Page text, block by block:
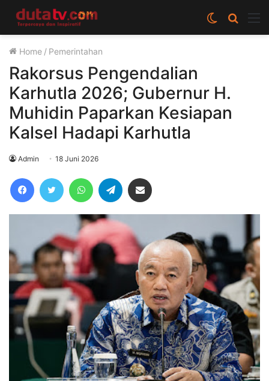
Cari
berita
Switch
skin
Home / Pemerintahan
Rakorsus Pengendalian
Karhutla 2026; Gubernur H.
Muhidin Paparkan Kesiapan
Kalsel Hadapi Karhutla
Admin 18 Juni 2026
FacebookTwitter WhatsAppTelegram